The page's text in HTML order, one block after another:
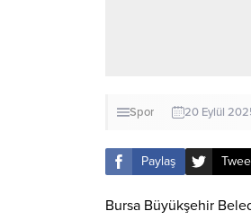
Spor 20 Eylül
Paylaş
Bursa Büyükşehir